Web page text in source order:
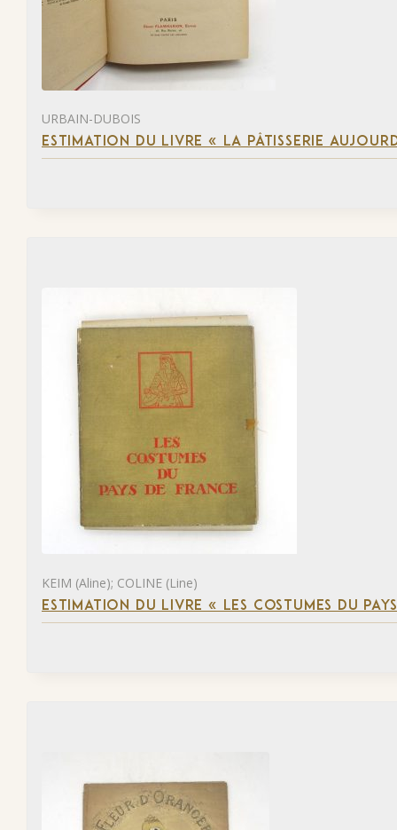
URBAIN-DUBOIS
ESTIMATION DU LIVRE « LA PÂTISSERIE
KEIM (Aline); COLINE (Line)
ESTIMATION DU LIVRE « LES COSTUMES DU